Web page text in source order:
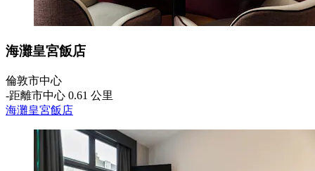
海灘皇宮飯店
倫敦市中心
‐距離市中心 0.61 公里
海灘皇宮飯店